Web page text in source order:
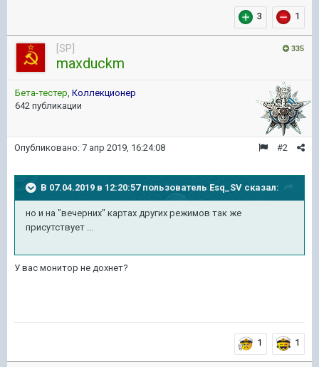
3 1
335
[SP]
maxduckm
Бета-тестер Коллекционер
642 публикации
#2
Опубликовано: 7 апр 2019, 16:24:08
В 07.04.2019 в 12:20:57 пользователь Esq_SV сказал:
но и на "вечерних" картах других режимов так же
присутствует ...
У вас монитор не дохнет?
1 1